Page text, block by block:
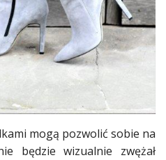
mogą pozwolić sobie na
będzie wizualnie zwężał